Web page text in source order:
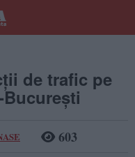
de trafic pe
603